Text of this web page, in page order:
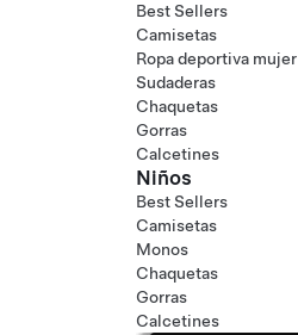
Best Sellers
Camisetas
Ropa deportiva mujer
Sudaderas
Chaquetas
Gorras
Calcetines
Niños
Best Sellers
Camisetas
Monos
Chaquetas
Gorras
Calcetines